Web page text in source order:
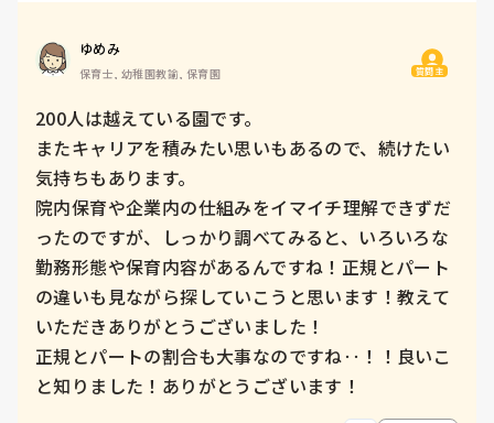
ゆめみ
保育士, 幼稚園教諭, 保育園 質問主
200人は越えている園です。
またキャリアを積みたい思いもあるので、続けたい
気持ちもあります。
院内保育や企業内の仕組みをイマイチ理解できずだ
ったのですが、しっかり調べてみると、いろいろな
勤務形態や保育内容があるんですね！正規とパート
の違いも見ながら探していこうと思います！教えて
いただきありがとうございました！
正規とパートの割合も大事なのですね‥！！良いこ
と知りました！ありがとうございます！